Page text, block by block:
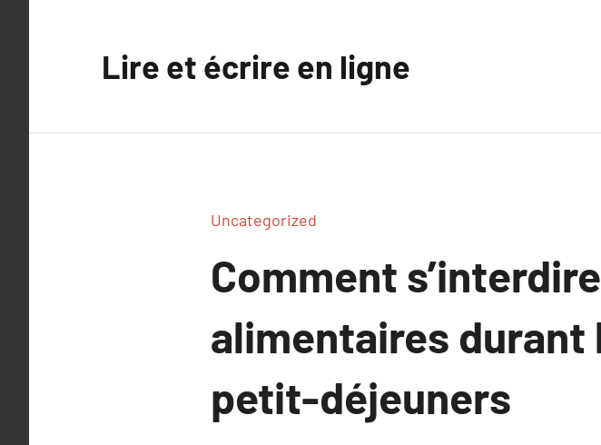
Lire et écrire en ligne
Uncategorized
Comment
alimentaires durant
petit-déjeuners